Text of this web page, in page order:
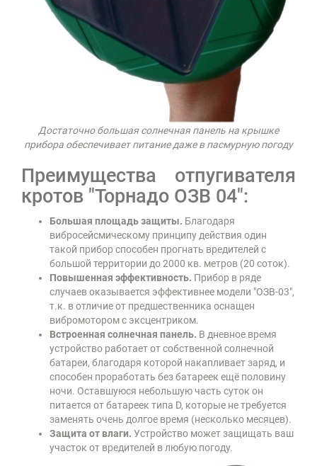
Достаточно большая солнечная панель на крышке
прибора обеспечивает питание даже в пасмурную погоду
Преимущества отпугивателя
кротов "Торнадо ОЗВ 04":
Большая площадь защиты. Благодаря
вибросейсмическому принципу действия один
такой прибор способен прогнать вредителей с
большой территории до 2000 кв. метров (20 соток).
Повышенная эффективность. Прибор в ряде
случаев оказывается эффективнее модели "ОЗВ-03",
т.к. в отличие от предшественника оснащен
вибромотором с эксцентриком.
Встроенная солнечная панель. В дневное время
устройство работает от собственной солнечной
батареи, благодаря которой накапливает заряд, и
способен проработать без батареек ещё половину
ночи. Оставшуюся небольшую часть суток он
питается от батареек типа D, которые не требуется
заменять очень долгое время (несколько месяцев).
Защита от влаги. Устройство может защищать ваш
участок от вредителей в любую погоду.